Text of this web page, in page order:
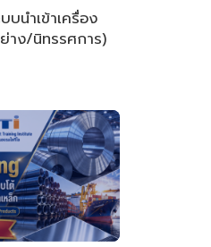
บนำเข้าเครื่อง
าง/นิทรรศการ)